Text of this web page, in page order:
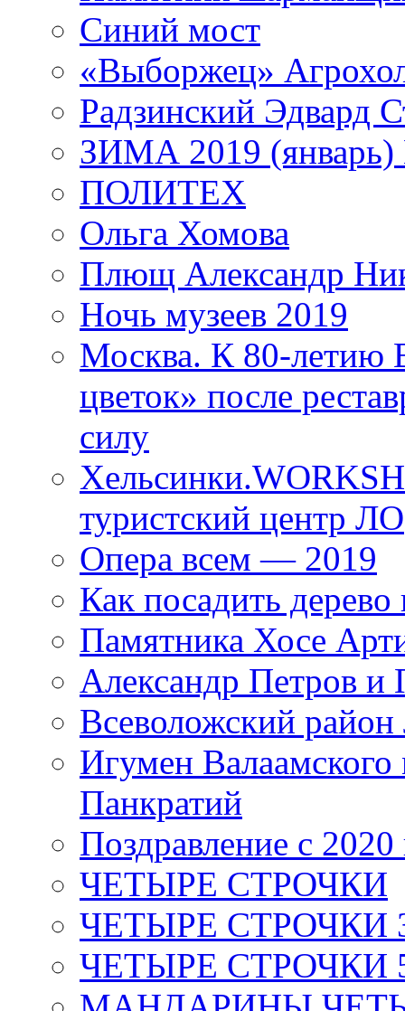
Синий мост
«Выборжец»
Радзинский Эдвард
ЗИМА 2019 (январь)
ПОЛИТЕХ
Ольга Хомова
Плющ Александр
Ночь музеев 2019
Москва. К 80-
цветок» после
силу
туристский центр ЛО
Опера всем — 2019
Как посадить дерево
Памятника Хосе
Александр Петров и
Всеволожский район
Игумен
Панкратий
Поздравление с 2020
ЧЕТЫРЕ СТРОЧКИ
ЧЕТЫРЕ СТРОЧКИ 3
ЧЕТЫРЕ СТРОЧКИ 5